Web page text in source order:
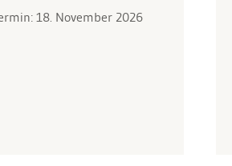
18. November 2026